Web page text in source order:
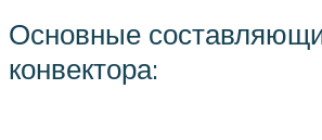
Основные
конвектора: